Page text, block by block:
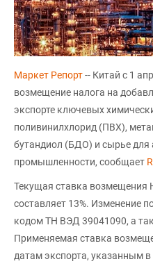
Маркет Репорт-- Китай с 1
возмещение налога на
экспорте ключевых
поливинилхлорид (ПВХ),
бутандиол (БДО) и сырье для
промышленности, сообщает
Текущая ставка
составляет 13%. Изменение
кодом ТН ВЭД 39041090, а
Применяемая ставка
датам экспорта, указанным